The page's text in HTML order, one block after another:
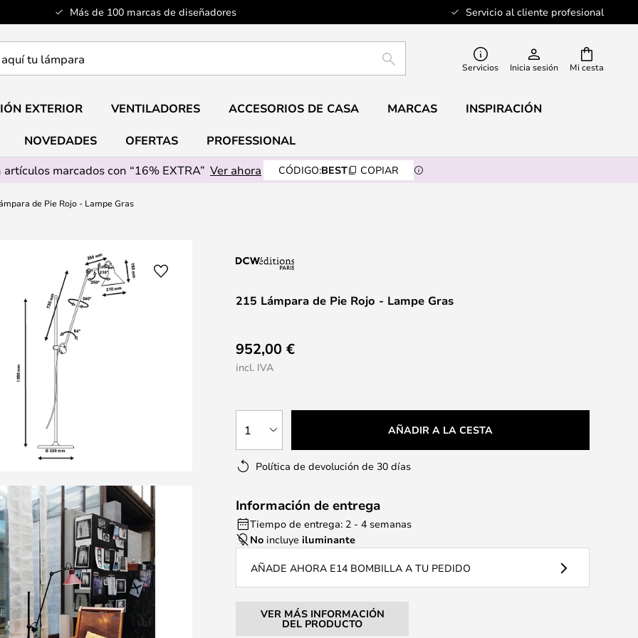
Más de 100 marcas de diseñadores Servicio al cliente profesional
Mi cesta
BUSCAR Servicios Inicia sesión
EXTERIOR VENTILADORES ACCESORIOS DE CASA MARCAS INSPIRACIÓN
NOVEDADES OFERTAS
PROFESSIONAL
artículos marcados con “16% EXTRA” Ver ahora CÓDIGO:BEST COPIAR
de Pie Rojo - Lampe Gras
215 Lámpara de Pie Rojo - Lampe Gras
952,00 €
incl. IVA
1 AÑADIR A LA CESTA
Política de devolución de 30 días
Información de entrega
Tiempo de entrega: 2 - 4 semanas
No incluyeiluminante
AÑADE AHORA E14 BOMBILLA A TU PEDIDO
VER MÁS INFORMACIÓN
DEL PRODUCTO